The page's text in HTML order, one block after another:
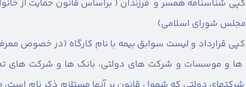
کپی قرارداد و لیست سوابق بیمه با نام کارگاه (در خصوص
ها و موسسات و شرکت های دولتی، بانک ها و شرکت های